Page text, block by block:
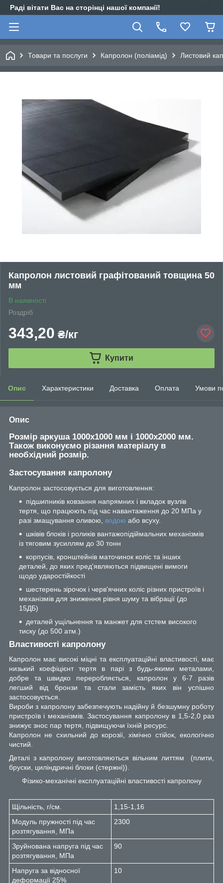
Раді вітати Вас на сторінці нашої компанії!
Товари та послуги Капролон (поліамід) Листовий
Капролон листовий графітований товщина 50
мм
В наявності
Роздріб
343,20 ₴/кг
Купити
Опис Характеристики Доставка Оплата Умови
Опис
Розмір аркуша 1000х1000 мм і 1000х2000 мм.
Також виконуємо різання матеріалу в
необхідний розмір.
Застосування капролону
Капролон застосовується для виготовлення:
підшипників ковзання напрямних і вкладок вузлів
тертя, що працюють під час навантаження до 20 МПа у
разі змащування оливою, водою або всуху.
шківів блоків і роликів вантажопідіймальних механізмів
із тяговим зусиллям до 30 тонн
корпусів, кронштейнів маточинок коліс та інших
деталей, до яких пред'являються підвищені вимоги
щодо ударостійкості
шестерень зірочок і черв'ячних коліс різних пристроїв і
механізмів для зниження рівня шуму та вібрації (до
15ДБ)
деталей ущільнення та манжет для стстем високого
тиску (до 500 атм.)
Властивості капролону
Капролон має високі міцні та експлуатаційні властивості, має
низький коефіцієнт тертя в парі з будь-якими металами,
добре та швидко переробляється, капролон у 6-7 разів
легший від бронзи та стали замість яких він успішно
застосовується.
Вироби з капролону забезпечують надійну й безшумну роботу
пристроїв і механізмів. Застосування капролону в 1,5-2,0 раз
знижує знос пар тертя, підвищуючи їхній ресурс.
Капролон не схильний до корозії, хімічно стійок, екологічно
чистий.
Деталі з капролону виготовляються вільним литтям (плити,
бруски, циліндричні блоки (стержні)).
Фізико-механічні експлуатаційні властивості капролону
Щільність, г/см.
1,15-1,16
Модуль пружності під час
розтягування, МПа
2300
Зруйнована напруга під час
розтягування, МПа
90
Напруга за відносної
деформації 25%
10